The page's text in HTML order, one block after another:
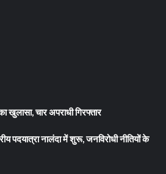
चार अपराधी गिरफ्तार
पदयात्रा नालंदा में शुरू, जनविरोधी नीतियों के